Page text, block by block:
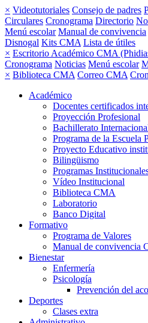
× Videotutoriales Consejo de padres
Circulares Cronograma Directorio
Menú escolar Manual de convivencia
Disnogal Kits CMA Lista de útiles
× Escritorio Académico CMA
Cronograma Noticias Menú escolar
× Biblioteca CMA Correo CMA
Académico
Docentes certificados
Proyección Profesional
Bachillerato
Programa de la Escuela
Proyecto Educativo
Bilingüismo
Programas
Vídeo Institucional
Biblioteca CMA
Laboratorio
Banco Digital
Formativo
Programa de Valores
Manual de convivencia
Bienestar
Enfermería
Psicología
Prevención del
Deportes
Clases extra